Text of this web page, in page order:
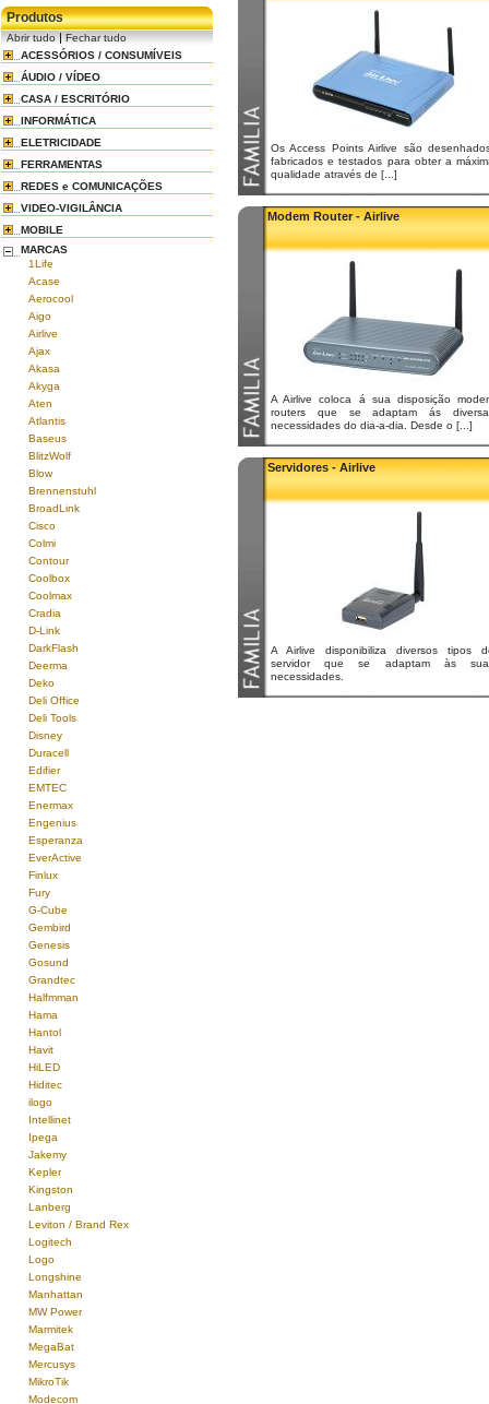
Produtos
Abrir tudo|Fechar tudo
ACESSÓRIOS / CONSUMÍVEIS
ÁUDIO / VÍDEO
CASA / ESCRITÓRIO
INFORMÁTICA
ELETRICIDADE
FERRAMENTAS
REDES e COMUNICAÇÕES
VIDEO-VIGILÂNCIA
MOBILE
MARCAS
1Life
Acase
Aerocool
Aigo
Airlive
Ajax
Akasa
Akyga
Aten
Atlantis
Baseus
BlitzWolf
Blow
Brennenstuhl
BroadLink
Cisco
Colmi
Contour
Coolbox
Coolmax
Cradia
D-Link
DarkFlash
Deerma
Deko
Deli Office
Deli Tools
Disney
Duracell
Edifier
EMTEC
Enermax
Engenius
Esperanza
EverActive
Finlux
Fury
G-Cube
Gembird
Genesis
Gosund
Grandtec
Halfmman
Hama
Hantol
Havit
HiLED
Hiditec
ilogo
Intellinet
Ipega
Jakemy
Kepler
Kingston
Lanberg
Leviton / Brand Rex
Logitech
Logo
Longshine
Manhattan
MW Power
Marmitek
MegaBat
Mercusys
MikroTik
Modecom
Os Access Points Airlive são
fabricados e testados para obter a
qualidade através de [...]
Modem Router - Airlive
A Airlive coloca á sua disposição
routers que se adaptam ás
necessidades do dia-a-dia. Desde o [...]
Servidores - Airlive
A Airlive disponibiliza diversos tipos
servidor que se adaptam às
necessidades.